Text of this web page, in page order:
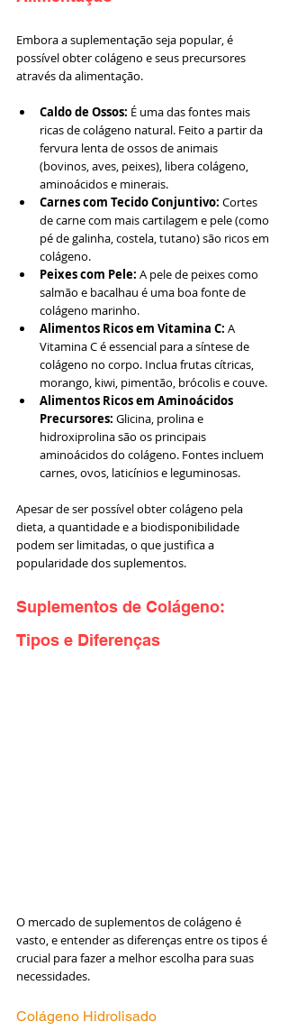
Embora a suplementação seja popular, é
possível obter colágeno e seus precursores
através da alimentação.
Caldo de Ossos: É uma das fontes mais
ricas de colágeno natural. Feito a partir da
fervura lenta de ossos de animais
(bovinos, aves, peixes), libera colágeno,
aminoácidos e minerais.
Carnes com Tecido Conjuntivo: Cortes
de carne com mais cartilagem e pele (como
pé de galinha, costela, tutano) são ricos em
colágeno.
Peixes com Pele: A pele de peixes como
salmão e bacalhau é uma boa fonte de
colágeno marinho.
Alimentos Ricos em Vitamina C: A
Vitamina C é essencial para a síntese de
colágeno no corpo. Inclua frutas cítricas,
morango, kiwi, pimentão, brócolis e couve.
Alimentos Ricos em Aminoácidos
Precursores: Glicina, prolina e
hidroxiprolina são os principais
aminoácidos do colágeno. Fontes incluem
carnes, ovos, laticínios e leguminosas.
Apesar de ser possível obter colágeno pela
dieta, a quantidade e a biodisponibilidade
podem ser limitadas, o que justifica a
popularidade dos suplementos.
Suplementos de Colágeno:
Tipos e Diferenças
O mercado de suplementos de colágeno é
vasto, e entender as diferenças entre os tipos é
crucial para fazer a melhor escolha para suas
necessidades.
Colágeno Hidrolisado